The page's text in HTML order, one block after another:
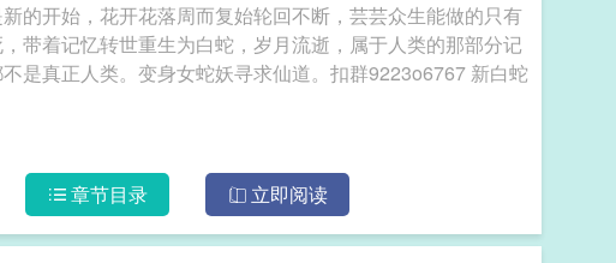
的开始，花开花落周而复始轮回不断，芸芸众生能做的只有
带着记忆转世重生为白蛇，岁月流逝，属于人类的那部分记
真正人类。变身女蛇妖寻求仙道。扣群9223o6767 新白蛇
章节目录 立即阅读